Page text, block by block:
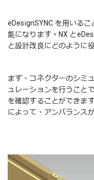
eDesignSYNC を用いる
能になります。NX と
と設計改良にどのように
まず、コネクターのシミ
ュレーションを行うこと
を確認することができま
によって、アンバランス